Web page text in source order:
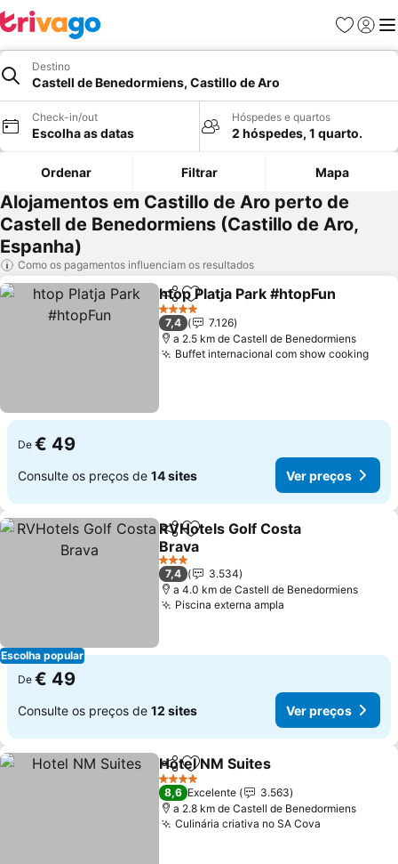
Favoritos
Iniciar
Destino
Castell de Benedormiens, Castillo de Aro
Check-in/out
Escolha as datas
Hóspedes e quartos
2 hóspedes, 1 quarto.
Ordenar Filtrar Mapa
Alojamentos em Castillo de Aro perto de
Castell de Benedormiens (Castillo de Aro,
Espanha)
Como os pagamentos influenciam os resultados
PartilharAdicionar aos favoritos
htop Platja Park #htopFun
4 Estrelas
7,4
7.126
a 2.5 km de Castell de Benedormiens
Buffet internacional com show cooking
De € 49
Consulte os preços de 14 sites Ver preços
Escolha popular
PartilharAdicionar aos favoritos
RVHotels Golf Costa
Brava
3 Estrelas
7,4
3.534
a 4.0 km de Castell de Benedormiens
Piscina externa ampla
De € 49
Consulte os preços de 12 sites Ver preços
PartilharAdicionar aos favoritos
Hotel NM Suites
4 Estrelas
8,6 Excelente
3.563
a 2.8 km de Castell de Benedormiens
Culinária criativa no SA Cova